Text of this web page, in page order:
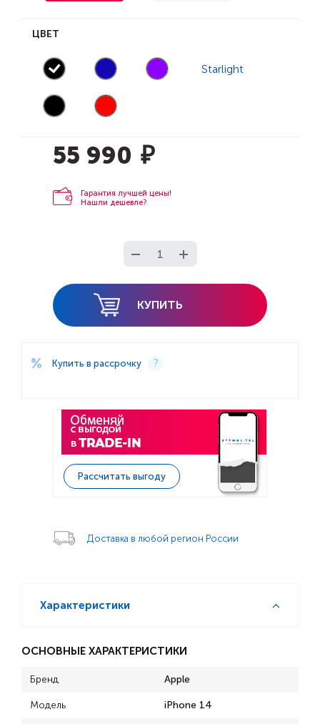
ЦВЕТ
Starlight
55 990 ₽
Гарантия лучшей цены!
Нашли дешевле?
КУПИТЬ
Купить в рассрочку
Рассчитать выгоду
Доставка в любой регион России
Характеристики
ОСНОВНЫЕ ХАРАКТЕРИСТИКИ
Бренд Apple
Модель iPhone 14